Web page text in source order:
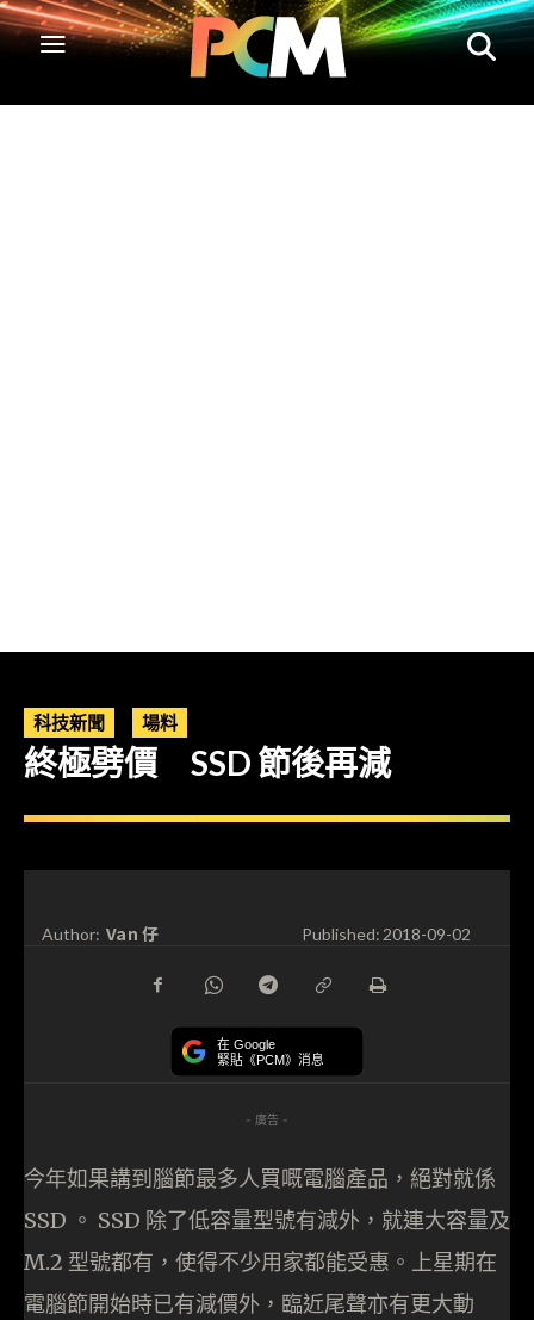
科技新聞 場料
終極劈價 SSD 節後再減
Author: Van 仔 Published:2018-09-02
在 Google
緊貼《PCM》消息
- 廣告 -
今年如果講到腦節最多人買嘅電腦產品，絕對就係
SSD 。 SSD 除了低容量型號有減外，就連大容量及
M.2 型號都有，使得不少用家都能受惠。上星期在
電腦節開始時已有減價外，臨近尾聲亦有更大動